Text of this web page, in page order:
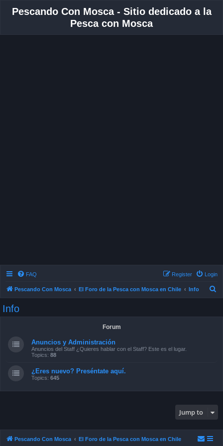
Pescando Con Mosca - Sitio dedicado a la
Pesca con Mosca
FAQ Login
Register
Pescando Con Mosca El Foro de la Pesca con Mosca en Chile Info
Info
Forum
Anuncios y Administración
Anuncios del Staff ¿Quieres hablar con el Staff? Este es el lugar.
Topics: 88
¿Eres nuevo? Preséntate aquí.
Topics: 645
Jump to
Pescando Con Mosca El Foro de la Pesca con Mosca en Chile